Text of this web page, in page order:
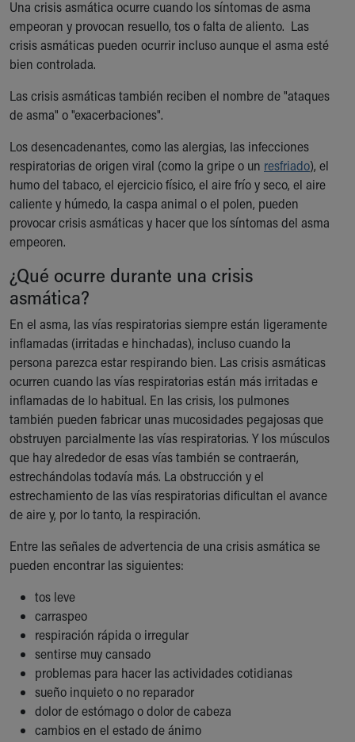
Ronald McDonald House Care Mobile
Health Centers
Symptom Checker
Financial Services
Family Supports
Sports Health Services Provider for Akron Zips
New Parents
Find a Pediatrics Location
Find a Pediatrician
MyChart
Make an Appointment
Breastfeeding Medicine
Safe Sleep for Babies
Safe Sleep
Who We Are
Building a Brighter Future
Our Mission, Vision, Promise
Calendar of Events
Community Mission
Connect With Us
Our Culture of Caring
Newsroom
Our Leadership
Quality and Patient Safety
Unity and Engagement
Women's Board
Our History
Cincinnati Children's
Your Visit
MyChart Telehealth Visits
Directions
Doggie Brigade
During Your Visit
Financial Services
Rest Accommodations
Una crisis asmática ocurre cuando los síntomas de asma
empeoran y provocan resuello, tos o falta de aliento. Las
crisis asmáticas pueden ocurrir incluso aunque el asma esté
bien controlada.
Las crisis asmáticas también reciben el nombre de "ataques
de asma" o "exacerbaciones".
Los desencadenantes, como las alergias, las infecciones
respiratorias de origen viral (como la gripe o un resfriado), el
humo del tabaco, el ejercicio físico, el aire frío y seco, el aire
caliente y húmedo, la caspa animal o el polen, pueden
provocar crisis asmáticas y hacer que los síntomas del asma
empeoren.
¿Qué ocurre durante una crisis
asmática?
En el asma, las vías respiratorias siempre están ligeramente
inflamadas (irritadas e hinchadas), incluso cuando la
persona parezca estar respirando bien. Las crisis asmáticas
ocurren cuando las vías respiratorias están más irritadas e
inflamadas de lo habitual. En las crisis, los pulmones
también pueden fabricar unas mucosidades pegajosas que
obstruyen parcialmente las vías respiratorias. Y los músculos
que hay alrededor de esas vías también se contraerán,
estrechándolas todavía más. La obstrucción y el
estrechamiento de las vías respiratorias dificultan el avance
de aire y, por lo tanto, la respiración.
Entre las señales de advertencia de una crisis asmática se
pueden encontrar las siguientes:
tos leve
carraspeo
respiración rápida o irregular
sentirse muy cansado
problemas para hacer las actividades cotidianas
sueño inquieto o no reparador
dolor de estómago o dolor de cabeza
cambios en el estado de ánimo